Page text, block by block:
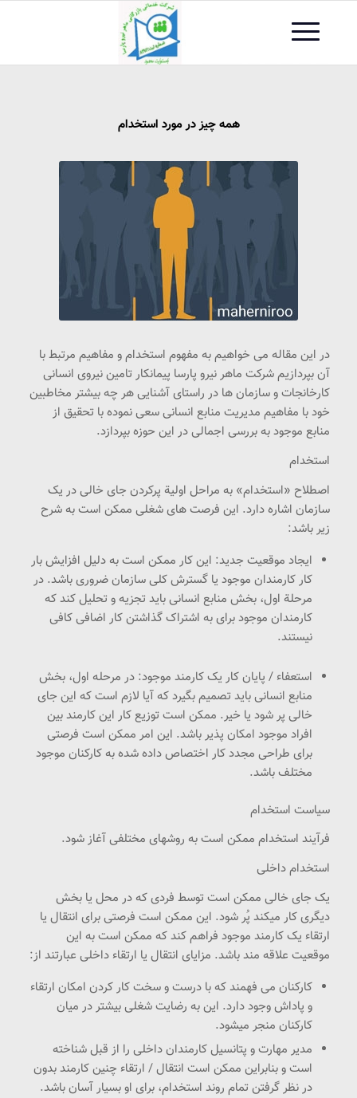
همه چیز در مورد استخدام
در این مقاله می خواهیم به مفهوم استخدام و مفاهیم مرتبط با
آن بپردازیم شرکت ماهر نیرو پارسا پیمانکار تامین نیروی انسانی
کارخانجات و سازمان ها در راستای آشنایی هر چه بیشتر مخاطبین
خود با مفاهیم مدیریت منابع انسانی سعی نموده با تحقیق از
منابع موجود به بررسی اجمالی در این حوزه بپردازد.
استخدام
اصطلاح «استخدام» به مراحل اولیة پرکردن جای خالی در یک
سازمان اشاره دارد. این فرصت های شغلی ممکن است به شرح
زیر باشد:
ایجاد موقعیت جديد: این کار ممکن است به دلیل افزایش بار
کار کارمندان موجود یا گسترش کلی سازمان ضروری باشد. در
مرحلة اول، بخش منابع انسانی باید تجزیه و تحلیل کند که
کارمندان موجود برای به اشتراک گذاشتن کار اضافی کافی
نیستند.
استعفاء / پایان کار یک کارمند موجود: در مرحله اول، بخش
منابع انسانی باید تصمیم بگیرد که آیا لازم است که این جای
خالی پر شود یا خیر. ممکن است توزیع کار این کارمند بین
افراد موجود امکان پذیر باشد. این امر ممکن است فرصتی
برای طراحی مجدد کار اختصاص داده شده به کارکنان موجود
مختلف باشد.
سیاست استخدام
فرآیند استخدام ممکن است به روشهای مختلفی آغاز شود.
استخدام داخلی
یک جای خالی ممکن است توسط فردی که در محل یا بخش
دیگری کار میکند پُر شود. این ممکن است فرصتی برای انتقال یا
ارتقاء یک کارمند موجود فراهم کند که ممکن است به این
موقعیت علاقه مند باشد. مزایای انتقال یا ارتقاء داخلی عبارتند از:
کارکنان می فهمند که با درست و سخت کار کردن امکان ارتقاء
و پاداش وجود دارد. این به رضایت شغلی بیشتر در میان
کارکنان منجر میشود.
مدیر مهارت و پتانسیل کارمندان داخلی را از قبل شناخته
است و بنابراین ممکن است انتقال / ارتقاء چنین کارمند بدون
در نظر گرفتن تمام روند استخدام، برای او بسیار آسان باشد.